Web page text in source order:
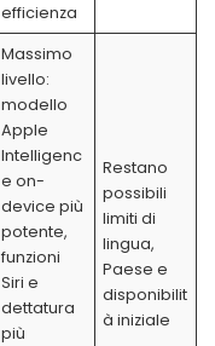
efficienza
Massimo
livello:
modello
Apple
Intelligenc
e on-
device più
potente,
funzioni
Siri e
dettatura
più
Restano
possibili
limiti di
lingua,
Paese e
disponibilit
à iniziale